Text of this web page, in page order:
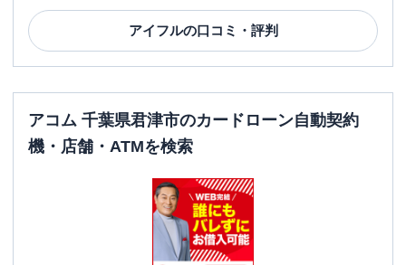
アイフルの口コミ・評判
アコム 千葉県君津市のカードローン自動契約
機・店舗・ATMを検索